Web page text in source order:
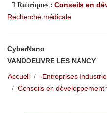
Rubriques : Conseils en
Recherche médicale
CyberNano
VANDOEUVRE LES NANCY
Accueil
-Entreprises
Conseils en développement